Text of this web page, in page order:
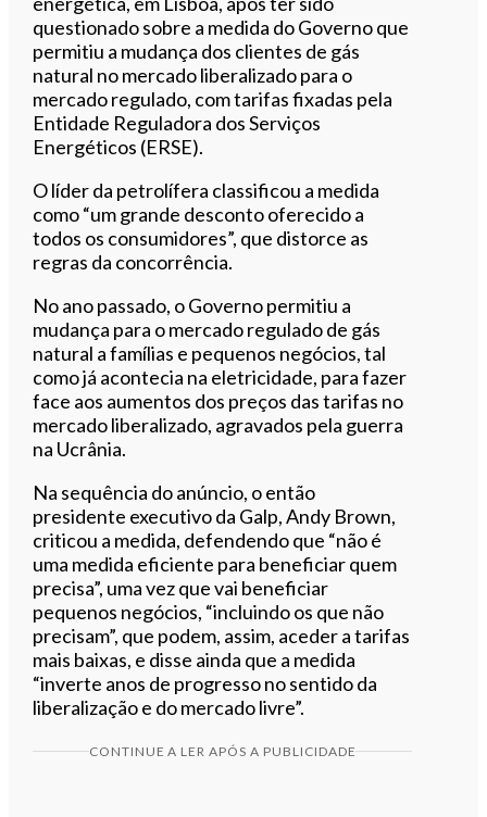
questionado sobre a medida do Governo que
permitiu a mudança dos clientes de gás
natural no mercado liberalizado para o
mercado regulado, com tarifas fixadas pela
Entidade Reguladora dos Serviços
Energéticos (ERSE).
O líder da petrolífera classificou a medida
como “um grande desconto oferecido a
todos os consumidores”, que distorce as
regras da concorrência.
No ano passado, o Governo permitiu a
mudança para o mercado regulado de gás
natural a famílias e pequenos negócios, tal
como já acontecia na eletricidade, para fazer
face aos aumentos dos preços das tarifas no
mercado liberalizado, agravados pela guerra
na Ucrânia.
Na sequência do anúncio, o então
presidente executivo da Galp, Andy Brown,
criticou a medida, defendendo que “não é
uma medida eficiente para beneficiar quem
precisa”, uma vez que vai beneficiar
pequenos negócios, “incluindo os que não
precisam”, que podem, assim, aceder a tarifas
mais baixas, e disse ainda que a medida
“inverte anos de progresso no sentido da
liberalização e do mercado livre”.
CONTINUE A LER APÓS A PUBLICIDADE